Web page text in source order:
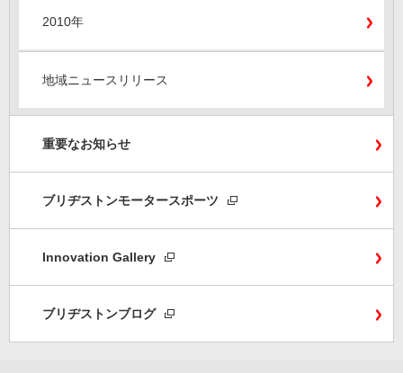
2010年
地域ニュースリリース
重要なお知らせ
ブリヂストンモータースポーツ
Innovation Gallery
ブリヂストンブログ